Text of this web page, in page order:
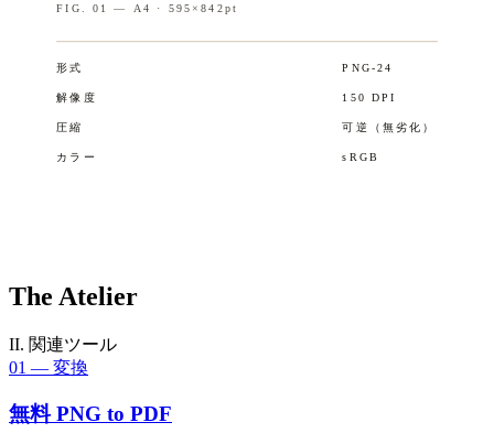
FIG. 01 — A4 · 595×842pt
形式 PNG-24
解像度 150 DPI
圧縮 可逆（無劣化）
カラー sRGB
The Atelier
II. 関連ツール
01 — 変換
無料 PNG to PDF